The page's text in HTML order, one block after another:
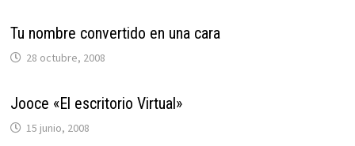
Tu nombre convertido en una cara
28 octubre, 2008
Jooce «El escritorio Virtual»
15 junio, 2008